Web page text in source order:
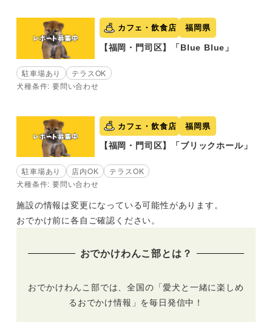
カフェ・飲食店 福岡県
【福岡・門司区】「Blue Blue」
駐車場あり
テラスOK
犬種条件: 要問い合わせ
カフェ・飲食店 福岡県
【福岡・門司区】「ブリックホール」
駐車場あり 店内OK
テラスOK
犬種条件: 要問い合わせ
施設の情報は変更になっている可能性があります。
おでかけ前に各自ご確認ください。
おでかけわんこ部とは？
おでかけわんこ部では、全国の「愛犬と一緒に楽しめ
るおでかけ情報」を毎日発信中！